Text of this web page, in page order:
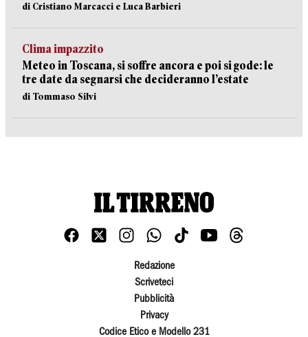
di Cristiano Marcacci e Luca Barbieri
Clima impazzito
Meteo in Toscana, si soffre ancora e poi si gode: le
tre date da segnarsi che decideranno l’estate
di Tommaso Silvi
Redazione
Scriveteci
Pubblicità
Privacy
Codice Etico e Modello 231